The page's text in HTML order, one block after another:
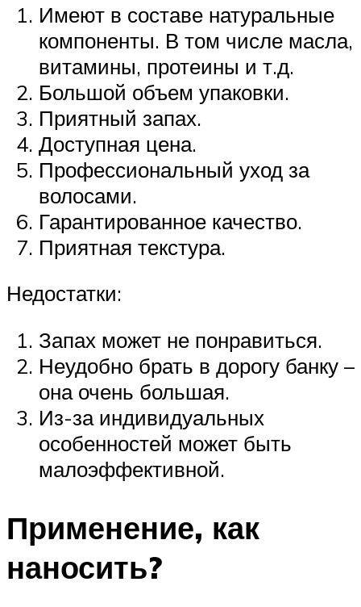
Имеют в составе натуральные
компоненты. В том числе масла,
витамины, протеины и т.д.
Большой объем упаковки.
Приятный запах.
Доступная цена.
Профессиональный уход за
волосами.
Гарантированное качество.
Приятная текстура.
Недостатки:
Запах может не понравиться.
Неудобно брать в дорогу банку –
она очень большая.
Из-за индивидуальных
особенностей может быть
малоэффективной.
Применение, как
наносить?